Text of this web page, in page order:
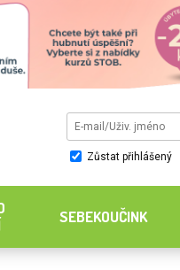
Zůstat přihlášený
SEBEKOUČINK